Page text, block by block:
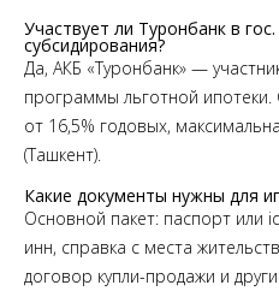
Участвует ли Туронбанк в
субсидирования?
Да, АКБ «Туронбанк» —
программы льготной
от 16,5% годовых,
(Ташкент).
Какие документы нужны для
Основной пакет: паспорт или
инн, справка с места
договор купли-продажи и